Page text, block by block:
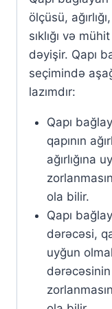
ölçüsü,
sıklığı və
dəyişir. Qapı
seçimində
lazımdır:
Qapı
qapının
ağırlığına
ola bilir.
Qapı
dərəcəsi,
uyğun